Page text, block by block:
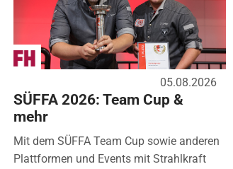
05.08.2026
SÜFFA 2026: Team Cup &
mehr
Mit dem SÜFFA Team Cup sowie anderen
Plattformen und Events mit Strahlkraft